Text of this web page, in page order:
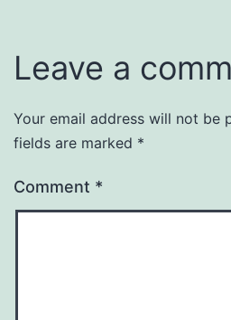
Leave a
Your email address will not be
fields are marked *
Comment *